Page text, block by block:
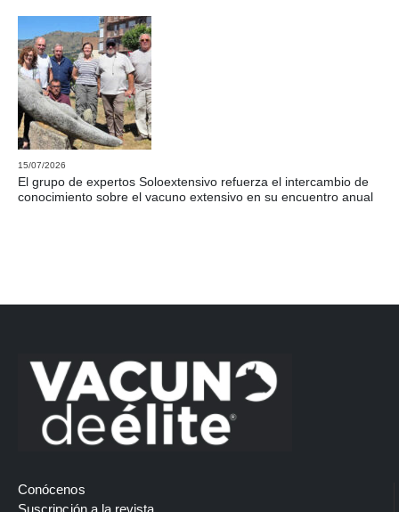
15/07/2026
El grupo de expertos Soloextensivo refuerza el intercambio de
conocimiento sobre el vacuno extensivo en su encuentro anual
Conócenos